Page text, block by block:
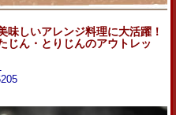
味しいアレンジ料理に大活躍！
じん・とりじんのアウトレッ